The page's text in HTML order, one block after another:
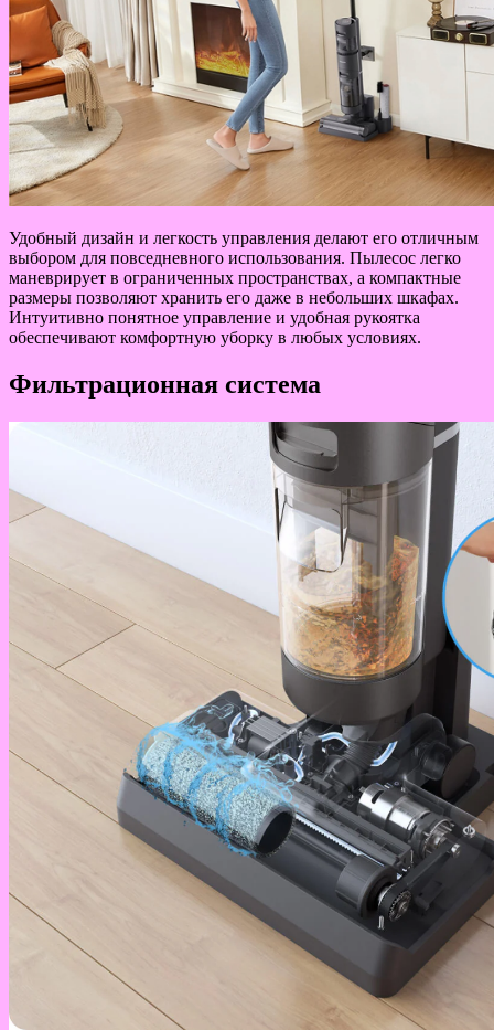
Удобный дизайн и легкость управления делают его отличным
выбором для повседневного использования. Пылесос легко
маневрирует в ограниченных пространствах, а компактные
размеры позволяют хранить его даже в небольших шкафах.
Интуитивно понятное управление и удобная рукоятка
обеспечивают комфортную уборку в любых условиях.
Фильтрационная система